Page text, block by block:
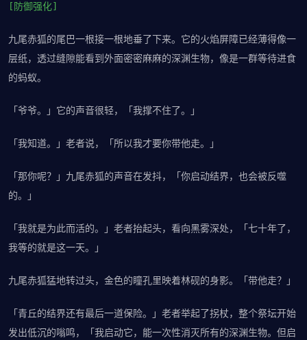
[防御强化]
九尾赤狐的尾巴一根接一根地垂了下来。它的火焰屏障已经薄得像一
层纸，透过缝隙能看到外面密密麻麻的深渊生物，像是一群等待进食
的蚂蚁。
「爷爷。」它的声音很轻，「我撑不住了。」
「我知道。」老者说，「所以我才要你带他走。」
「那你呢？」九尾赤狐的声音在发抖，「你启动结界，也会被反噬
的。」
「我就是为此而活的。」老者抬起头，看向黑雾深处，「七十年了，
我等的就是这一天。」
九尾赤狐猛地转过头，金色的瞳孔里映着林砚的身影。「带他走？」
「青丘的结界还有最后一道保险。」老者举起了拐杖，整个祭坛开始
发出低沉的嗡鸣，「我启动它，能一次性消灭所有的深渊生物。但启